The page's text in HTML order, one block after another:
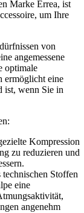
Marke Errea, ist
um Ihre
von
angemessene
optimale
ermöglicht eine
ist, wenn Sie in
Kompression
zu reduzieren und
technischen Stoffen
eine
angenehm